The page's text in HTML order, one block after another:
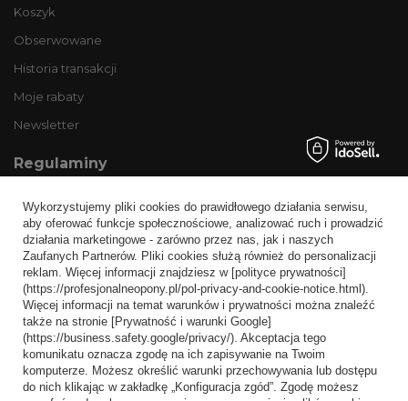
Koszyk
Obserwowane
Historia transakcji
Moje rabaty
Newsletter
Regulaminy
Wysyłka
Sposoby płatności i prowizje
Regulamin
Polityka prywatności
Odstąpienie od umowy
Popularne kategorie
Opony bezdętkowe
Wykorzystujemy pliki cookies do prawidłowego działania serwisu,
aby oferować funkcje społecznościowe, analizować ruch i prowadzić
działania marketingowe - zarówno przez nas, jak i naszych
Zaufanych Partnerów. Pliki cookies służą również do personalizacji
reklam. Więcej informacji znajdziesz w [polityce prywatności]
(https://profesjonalneopony.pl/pol-privacy-and-cookie-notice.html).
Więcej informacji na temat warunków i prywatności można znaleźć
także na stronie [Prywatność i warunki Google]
(https://business.safety.google/privacy/). Akceptacja tego
komunikatu oznacza zgodę na ich zapisywanie na Twoim
komputerze. Możesz określić warunki przechowywania lub dostępu
do nich klikając w zakładkę „Konfiguracja zgód”. Zgodę możesz